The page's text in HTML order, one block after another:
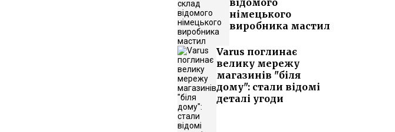
відомого
німецького
виробника мастил
Varus поглинає
велику мережу
магазинів "біля
дому": стали відомі
деталі угоди